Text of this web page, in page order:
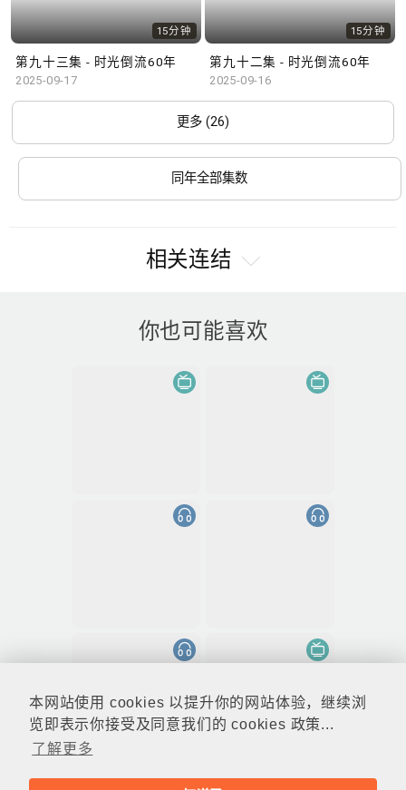
本网站使用 cookies 以提升你的网站体验，继续浏
览即表示你接受及同意我们的 cookies 政策...
了解更多
15分钟
第九十三集 - 时光倒流60年
2025-09-17
15分钟
第九十二集 - 时光倒流60年
2025-09-16
更多 (26)
同年全部集数
相关连结
你也可能喜欢